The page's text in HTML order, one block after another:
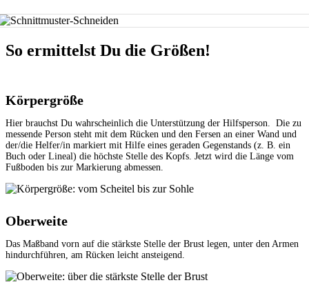
So ermittelst Du die Größen!
Körpergröße
Hier brauchst Du wahrscheinlich die Unterstützung der Hilfsperson. Die zu
messende Person steht mit dem Rücken und den Fersen an einer Wand und
der/die Helfer/in markiert mit Hilfe eines geraden Gegenstands (z. B. ein
Buch oder Lineal) die höchste Stelle des Kopfs. Jetzt wird die Länge vom
Fußboden bis zur Markierung abmessen.
Oberweite
Das Maßband vorn auf die stärkste Stelle der Brust legen, unter den Armen
hindurchführen, am Rücken leicht ansteigend.